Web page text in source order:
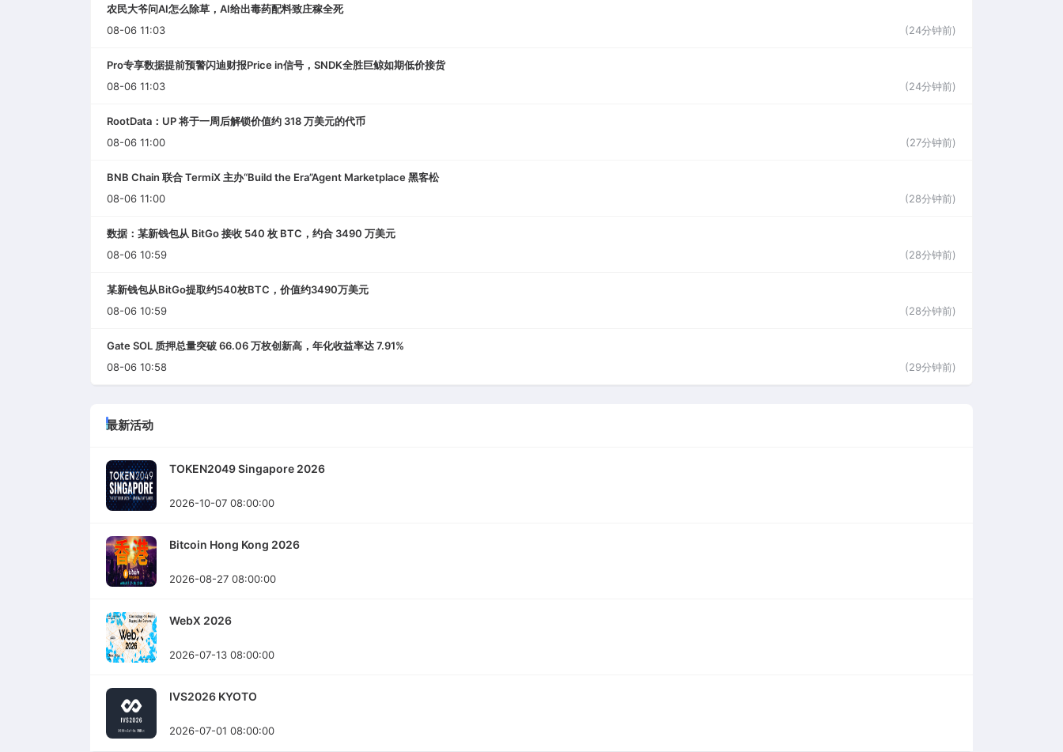
农民大爷问AI怎么除草，AI给出毒药配料致庄稼全死
08-06 11:03
(24分钟前)
Pro专享数据提前预警闪迪财报Price in信号，SNDK全胜巨鲸如期低价接货
08-06 11:03
(24分钟前)
RootData：UP 将于一周后解锁价值约 318 万美元的代币
08-06 11:00
(27分钟前)
BNB Chain 联合 TermiX 主办“Build the Era”Agent Marketplace 黑客松
08-06 11:00
(28分钟前)
数据：某新钱包从 BitGo 接收 540 枚 BTC，约合 3490 万美元
08-06 10:59
(28分钟前)
某新钱包从BitGo提取约540枚BTC，价值约3490万美元
08-06 10:59
(28分钟前)
Gate SOL 质押总量突破 66.06 万枚创新高，年化收益率达 7.91%
08-06 10:58
(29分钟前)
最新活动
TOKEN2049 Singapore 2026
2026-10-07 08:00:00
Bitcoin Hong Kong 2026
2026-08-27 08:00:00
WebX 2026
2026-07-13 08:00:00
IVS2026 KYOTO
2026-07-01 08:00:00